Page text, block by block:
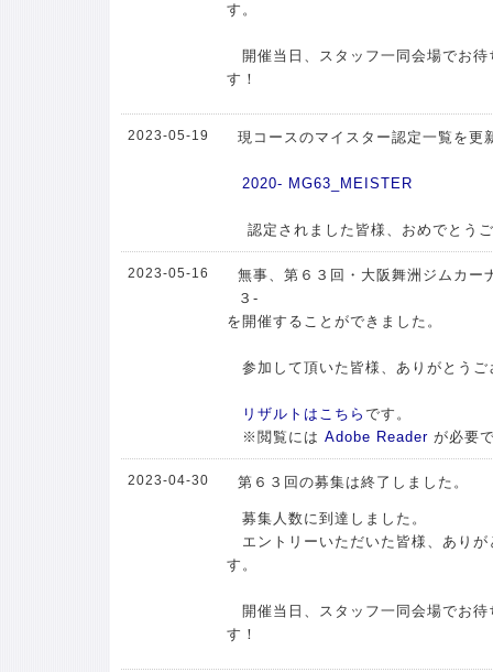
す。
開催当日、スタッフ一同会場でお待
す！
2023-05-19 現コースのマイスター認定一覧を更
2020- MG63_MEISTER
認定されました皆様、おめでとう
2023-05-16
無事、第６３回・大阪舞洲ジムカー
３-
を開催することができました。
参加して頂いた皆様、ありがとうご
リザルトはこちら です。
※閲覧には Adobe Reader が必要
2023-04-30 第６３回の募集は終了しました。
募集人数に到達しました。
エントリーいただいた皆様、ありが
す。
開催当日、スタッフ一同会場でお待
す！